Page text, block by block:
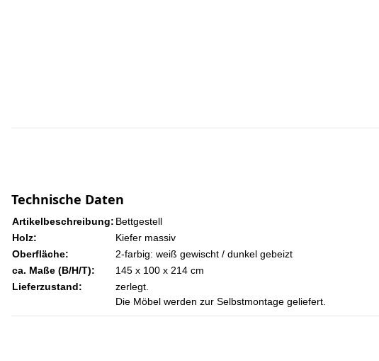
Technische Daten
Artikelbeschreibung: Bettgestell
Holz:
Kiefer massiv
Oberfläche:
2-farbig: weiß gewischt / dunkel gebeizt
ca. Maße (B/H/T):
145 x 100 x 214 cm
Lieferzustand:
zerlegt.
Die Möbel werden zur Selbstmontage geliefert.